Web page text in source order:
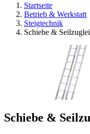
Startseite
Betrieb & Werkstatt
Steigtechnik
Schiebe &
Schiebe &